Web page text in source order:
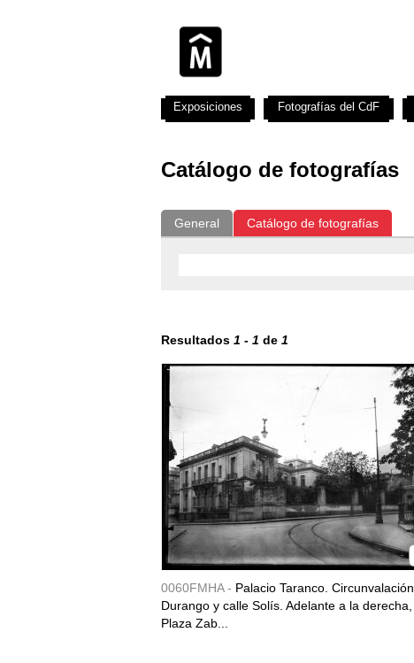
Catálogo de fotografías
General Catálogo de fotografías
Resultados 1 - 1 de 1
0060FMHA - Palacio Taranco. Circunvalación
Durango y calle Solís. Adelante a la derecha,
Plaza Zab...
Exposiciones Fotografías del CdF